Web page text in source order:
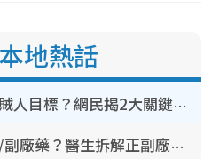
地熱話
裝修拆鐵閘隨時變賊人目標？網民揭2大關鍵用途：裝新式等於白裝？附新舊鐵閘分別
網傳公院改用內地/副廠藥？醫生拆解正副廠分別 揭4類人換藥隨時出事